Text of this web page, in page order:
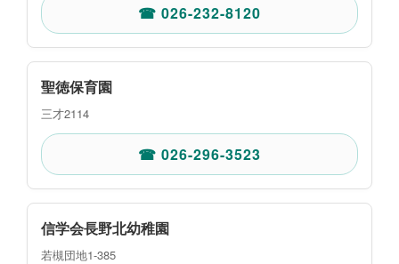
☎ 026-232-8120
聖徳保育園
三才2114
☎ 026-296-3523
信学会長野北幼稚園
若槻団地1-385